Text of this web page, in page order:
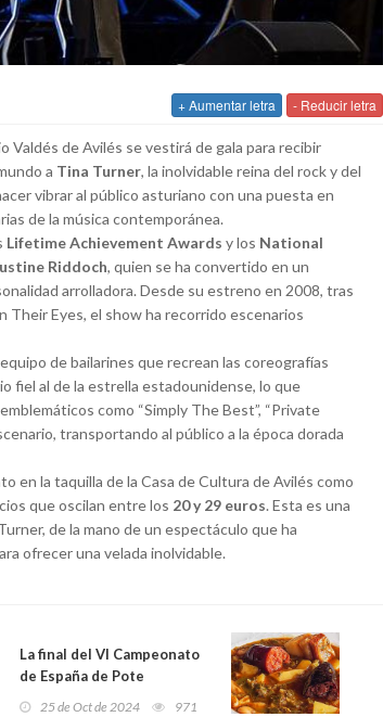
+ Aumentar letra - Reducir letra
Valdés de Avilés se vestirá de gala para recibir
a Tina Turner, la inolvidable reina del rock y del
vibrar al público asturiano con una puesta en
de la música contemporánea.
Lifetime Achievement Awards y los National
Riddoch, quien se ha convertido en un
arrolladora. Desde su estreno en 2008, tras
Their Eyes, el show ha recorrido escenarios
de bailarines que recrean las coreografías
fiel al de la estrella estadounidense, lo que
como “Simply The Best”, “Private
transportando al público a la época dorada
en la taquilla de la Casa de Cultura de Avilés como
que oscilan entre los 20 y 29 euros. Esta es una
de la mano de un espectáculo que ha
ofrecer una velada inolvidable.
La final del VI Campeonato
de España de Pote
Asturiano se celebra en
25 de Oct de 2024 971